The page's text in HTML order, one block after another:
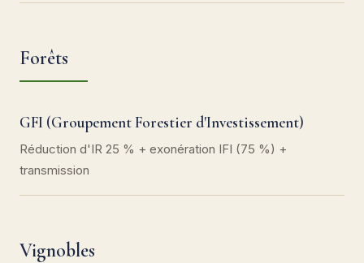
Forêts
GFI (Groupement Forestier d'Investissement)
Réduction d'IR 25 % + exonération IFI (75 %) +
transmission
Vignobles